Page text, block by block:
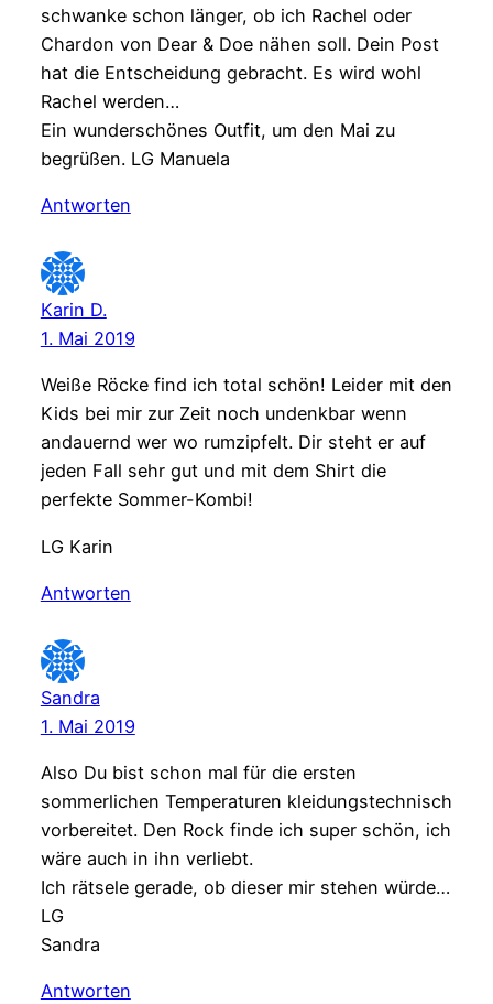
schwanke schon länger, ob ich Rachel oder
Chardon von Dear & Doe nähen soll. Dein Post
hat die Entscheidung gebracht. Es wird wohl
Rachel werden…
Ein wunderschönes Outfit, um den Mai zu
begrüßen. LG Manuela
Antworten
Karin D.
1. Mai 2019
Weiße Röcke find ich total schön! Leider mit den
Kids bei mir zur Zeit noch undenkbar wenn
andauernd wer wo rumzipfelt. Dir steht er auf
jeden Fall sehr gut und mit dem Shirt die
perfekte Sommer-Kombi!
LG Karin
Antworten
Sandra
1. Mai 2019
Also Du bist schon mal für die ersten
sommerlichen Temperaturen kleidungstechnisch
vorbereitet. Den Rock finde ich super schön, ich
wäre auch in ihn verliebt.
Ich rätsele gerade, ob dieser mir stehen würde…
LG
Sandra
Antworten